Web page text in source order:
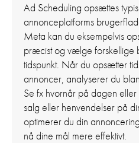
Ad Scheduling opsættes
annonceplatforms
Meta kan du eksempelvis
præcist og vælge forskellige
tidspunkt. Når du opsætter
annoncer, analyserer du
Se fx hvornår på dagen eller
salg eller henvendelser på
optimerer du din
nå dine mål mere effektivt.